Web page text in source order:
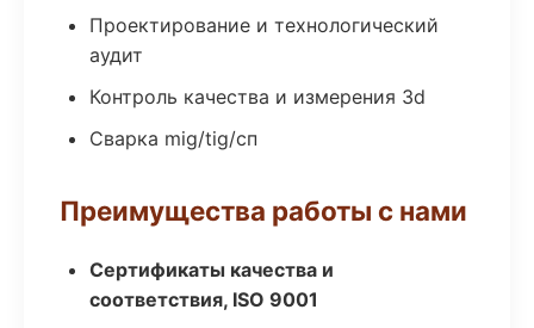
Проектирование и технологический
аудит
Контроль качества и измерения 3d
Сварка mig/tig/сп
Преимущества работы с нами
Сертификаты качества и
соответствия, ISO 9001